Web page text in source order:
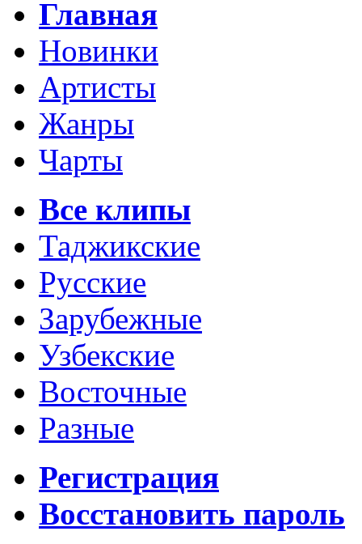
Главная
Новинки
Артисты
Жанры
Чарты
Все клипы
Таджикские
Русские
Зарубежные
Узбекские
Восточные
Разные
Регистрация
Восстановить пароль